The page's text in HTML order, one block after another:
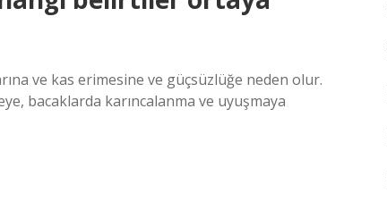
ve kas erimesine ve güçsüzlüğe neden olur.
bacaklarda karıncalanma ve uyuşmaya